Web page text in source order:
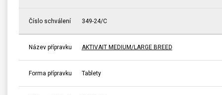
Číslo schválení 349-24/C
Název přípravku AKTIVAIT MEDIUM/LARGE BREED
Forma přípravku Tablety